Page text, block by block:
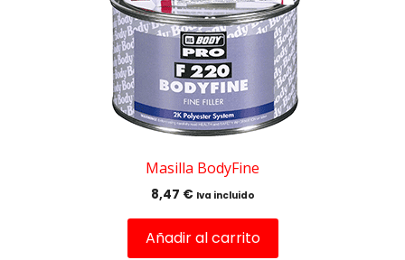
Masilla BodyFine
8,47 € Iva incluido
Añadir al carrito